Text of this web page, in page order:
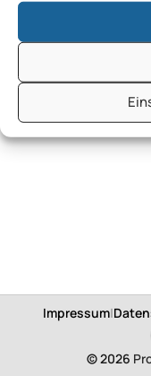
Impressum|
© 2026